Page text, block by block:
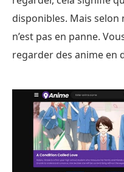
disponibles. Mais
n’est pas en panne.
regarder des anime en